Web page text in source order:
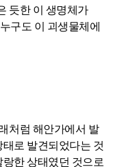
듯한 이 생명체가
구도 이 괴생물체에
처럼 해안가에서 발
로 발견되었다는 것
한 상태였던 것으로